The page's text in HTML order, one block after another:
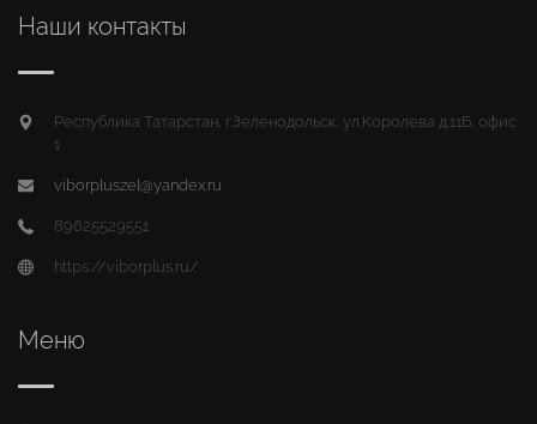
Наши контакты
Республика Татарстан, г.Зеленодольск, ул.Королева д.11Б, офис
1
viborpluszel@yandex.ru
89625529551
https://viborplus.ru/
Меню